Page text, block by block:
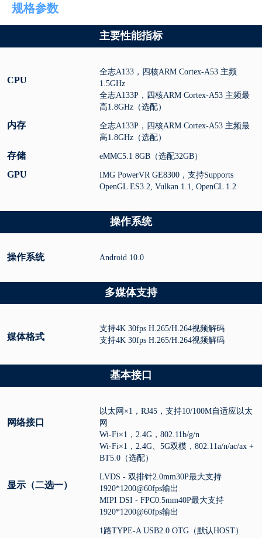
规格参数
主要性能指标
CPU
全志A133，四核ARM Cortex-A53 主频
1.5GHz
全志A133P，四核ARM Cortex-A53 主频最
高1.8GHz（选配）
内存
全志A133P，四核ARM Cortex-A53 主频最
高1.8GHz（选配）
存储 eMMC5.1 8GB（选配32GB）
GPU
IMG PowerVR GE8300，支持Supports
OpenGL ES3.2, Vulkan 1.1, OpenCL 1.2
操作系统
操作系统 Android 10.0
多媒体支持
媒体格式
支持4K 30fps H.265/H.264视频解码
支持4K 30fps H.265/H.264视频解码
基本接口
网络接口
以太网×1，RJ45，支持10/100M自适应以太
网
Wi-Fi×1，2.4G，802.11b/g/n
Wi-Fi×1，2.4G、5G双模，802.11a/n/ac/ax +
BT5.0（选配）
显示（二选一）
LVDS - 双排针2.0mm30P最大支持
1920*1200@60fps输出
MIPI DSI - FPC0.5mm40P最大支持
1920*1200@60fps输出
1路TYPE-A USB2.0 OTG（默认HOST）